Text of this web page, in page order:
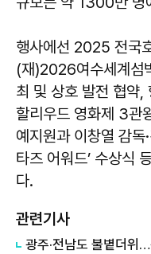
행사에선 2025 전국
(재)2026여수세계섬
최 및 상호 발전 협약,
할리우드 영화제 3관
예지원과 이창열 감독
타즈 어워드’ 수상식
다.
관련기사
광주·전남도 불볕더위